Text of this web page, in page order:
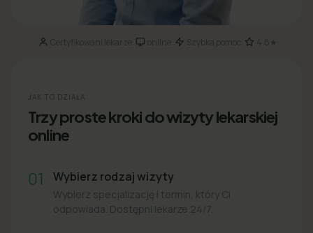
Certyfikowani lekarze· online· Szybka pomoc 4.8★
JAK TO DZIAŁA
Trzy proste kroki do wizyty lekarskiej
online
01 Wybierz rodzaj wizyty
Wybierz specjalizację i termin, który Ci
odpowiada. Dostępni lekarze 24/7.